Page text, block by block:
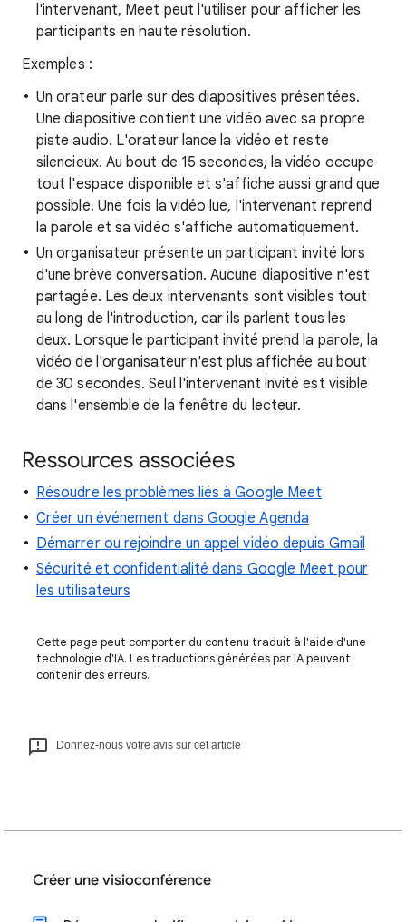
l'intervenant, Meet peut l'utiliser pour afficher les
participants en haute résolution.
Exemples :
Un orateur parle sur des diapositives présentées.
Une diapositive contient une vidéo avec sa propre
piste audio. L'orateur lance la vidéo et reste
silencieux. Au bout de 15 secondes, la vidéo occupe
tout l'espace disponible et s'affiche aussi grand que
possible. Une fois la vidéo lue, l'intervenant reprend
la parole et sa vidéo s'affiche automatiquement.
Un organisateur présente un participant invité lors
d'une brève conversation. Aucune diapositive n'est
partagée. Les deux intervenants sont visibles tout
au long de l'introduction, car ils parlent tous les
deux. Lorsque le participant invité prend la parole, la
vidéo de l'organisateur n'est plus affichée au bout
de 30 secondes. Seul l'intervenant invité est visible
dans l'ensemble de la fenêtre du lecteur.
Ressources associées
Résoudre les problèmes liés à Google Meet
Créer un événement dans Google Agenda
Démarrer ou rejoindre un appel vidéo depuis Gmail
Sécurité et confidentialité dans Google Meet pour
les utilisateurs
Cette page peut comporter du contenu traduit à l'aide d'une
technologie d'IA. Les traductions générées par IA peuvent
contenir des erreurs.
Donnez-nous votre avis sur cet article
Créer une visioconférence